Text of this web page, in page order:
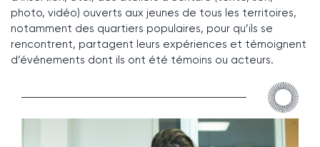
photo, vidéo) ouverts aux jeunes de tous les territoires,
notamment des quartiers populaires, pour qu’ils se
rencontrent, partagent leurs expériences et témoignent
d’événements dont ils ont été témoins ou acteurs.